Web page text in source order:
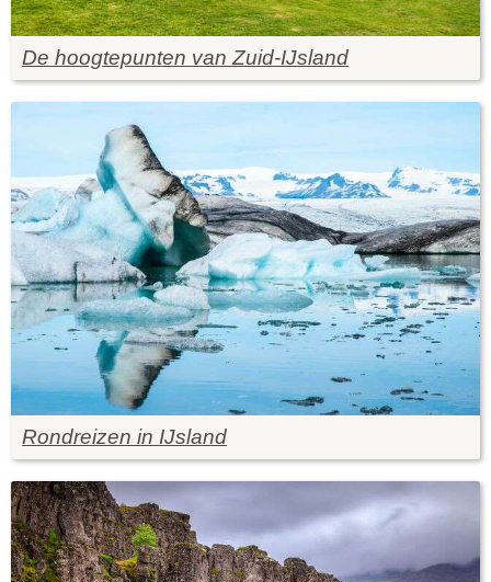
De hoogtepunten van Zuid-IJsland
Rondreizen in IJsland